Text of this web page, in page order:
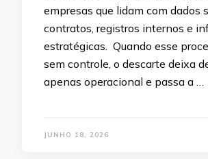
empresas que lidam com dados
contratos, registros internos e
estratégicas. Quando esse
sem controle, o descarte deixa
apenas operacional e passa a …
JUNHO 18, 2026